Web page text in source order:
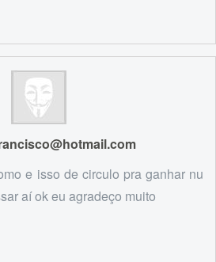
e isso de circulo pra ganhar nu
aí ok eu agradeço muito